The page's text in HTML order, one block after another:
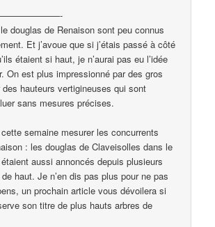
douglas de Renaison sont peu connus
Et j’avoue que si j’étais passé à côté
étaient si haut, je n’aurai pas eu l’idée
On est plus impressionné par des gros
des hauteurs vertigineuses qui sont
sans mesures précises.
semaine mesurer les concurrents
: les douglas de Claveisolles dans le
aussi annoncés depuis plusieurs
haut. Je n’en dis pas plus pour ne pas
un prochain article vous dévoilera si
son titre de plus hauts arbres de